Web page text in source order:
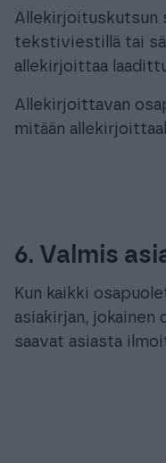
Allekirjoituskutsun
tekstiviestillä tai
allekirjoittaa
Allekirjoittavan
mitään
6. Valmis
Kun kaikki
asiakirjan, jokainen
saavat asiasta